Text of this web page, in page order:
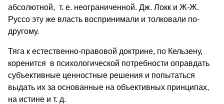
абсолютной, т. е. неограниченной. Дж. Локк и Ж-Ж.
Руссо эту же власть воспринимали и толковали по-
другому.
Тяга к естественно-правовой доктрине, по Кельзену,
коренится в психологической потребности оправдать
субъективные ценностные решения и попытаться
выдать их за основанные на объективных принципах,
на истине и т. д.